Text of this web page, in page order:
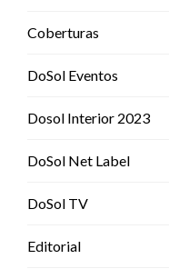
Coberturas
DoSol Eventos
Dosol Interior 2023
DoSol Net Label
DoSol TV
Editorial